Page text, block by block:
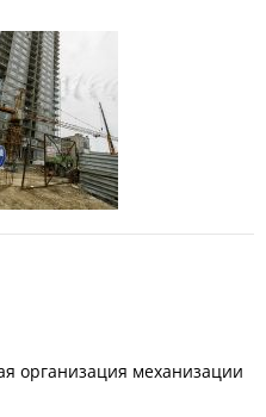
организация механизации